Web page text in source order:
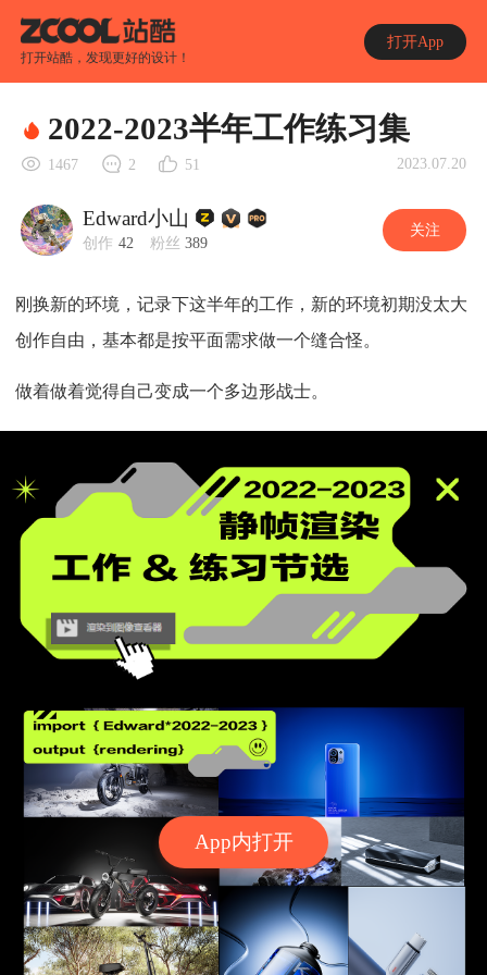
打开站酷，发现更好的设计！
打开App
App内打开
2022-2023半年工作练习集
1467 2 51 2023.07.20
Edward小山
创作 42 粉丝 389
关注
刚换新的环境，记录下这半年的工作，新的环境初期没太大
创作自由，基本都是按平面需求做一个缝合怪。
做着做着觉得自己变成一个多边形战士。